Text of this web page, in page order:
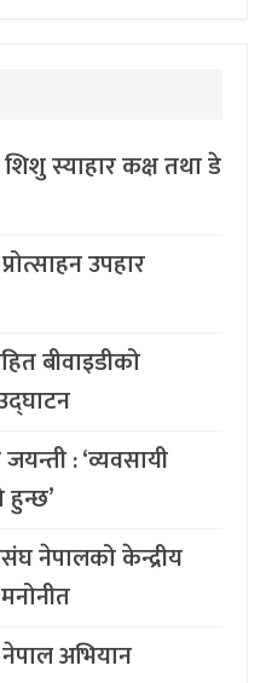
शिशु स्याहार कक्ष तथा डे
उपहार
बीवाइडीको
: ‘व्यवसायी
नेपालको केन्द्रीय
नेपाल अभियान